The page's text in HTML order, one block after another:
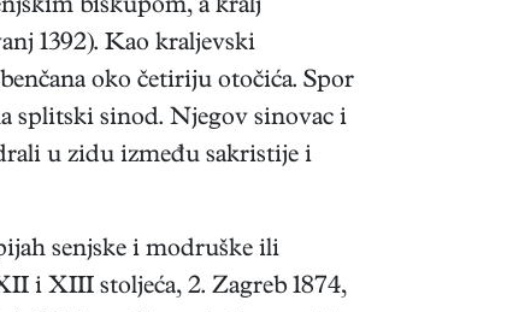
biskupom, a kralj
1392). Kao kraljevski
oko četiriju otočića. Spor
splitski sinod. Njegov sinovac i
u zidu između sakristije i
senjske i modruške ili
i XIII stoljeća, 2. Zagreb 1874,